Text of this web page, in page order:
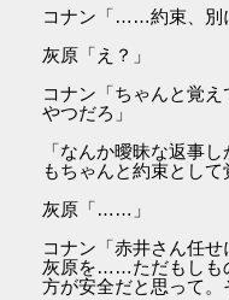
コナン「……約束、別
灰原「え？」
コナン「ちゃんと覚
やつだろ」
「なんか曖昧な返事
もちゃんと約束として
灰原「……」
コナン「赤井さん任
灰原を……ただもしも
方が安全だと思って。